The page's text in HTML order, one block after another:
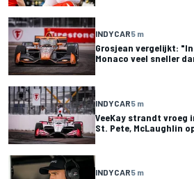
INDYCAR5 m
Grosjean vergelijkt:
Monaco veel sneller
INDYCAR5 m
VeeKay strandt
St. Pete, McLaughlin
INDYCAR5 m